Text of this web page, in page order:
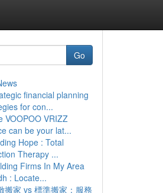
Go
financial planning
for con...
VOOPOO VRIZZ
can be your lat...
Hope : Total
Therapy ...
Firms In My Area
: Locate...
搬家 vs 標準搬家：服務